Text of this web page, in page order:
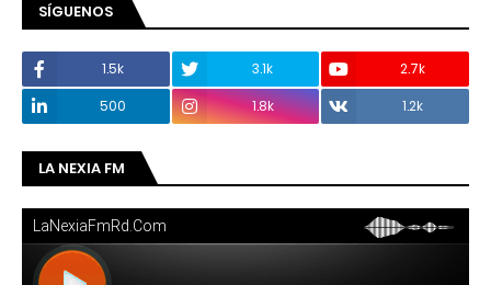
SÍGUENOS
1.5k 3.1k
2.7k
500
1.8k 1.2k
LA NEXIA FM